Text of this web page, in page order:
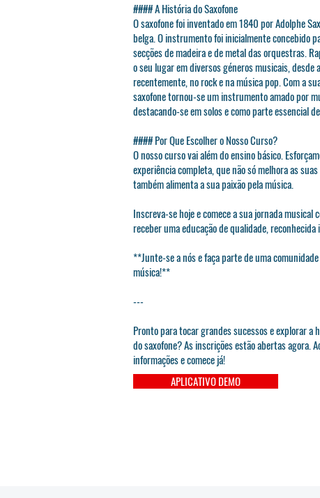
#### A História do Saxofone
O saxofone foi inventado em 1840 por Adolphe
belga. O instrumento foi inicialmente concebido
secções de madeira e de metal das orquestras.
o seu lugar em diversos géneros musicais, desde
recentemente, no rock e na música pop. Com a
saxofone tornou-se um instrumento amado por
destacando-se em solos e como parte essencial
#### Por Que Escolher o Nosso Curso?
O nosso curso vai além do ensino básico.
experiência completa, que não só melhora as
também alimenta a sua paixão pela música.
Inscreva-se hoje e comece a sua jornada musical
receber uma educação de qualidade,
**Junte-se a nós e faça parte de uma
música!**
---
Pronto para tocar grandes sucessos e explorar a
do saxofone? As inscrições estão abertas agora.
informações e comece já!
APLICATIVO DEMO